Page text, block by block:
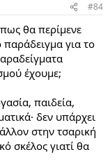
#84
θα περίμενε
παράδειγμα για το
έχουμε;
παιδεία,
δεν υπάρχει
στην τσαρική
σκέλος γιατί θα